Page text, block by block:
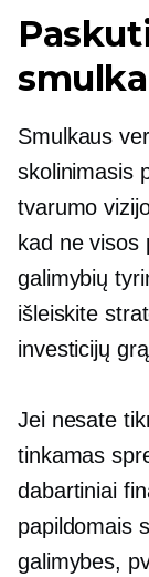
Smulkaus
skolinimasis
tvarumo
kad ne visos
galimybių
išleiskite
investicijų
Jei nesate
tinkamas
dabartiniai
papildomais
galimybes,